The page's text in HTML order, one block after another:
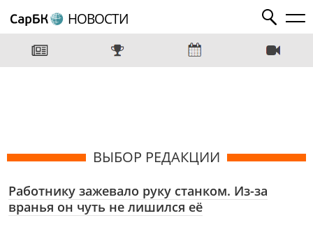
НОВОСТИ
ВЫБОР РЕДАКЦИИ
Работнику зажевало руку станком. Из-за
вранья он чуть не лишился её